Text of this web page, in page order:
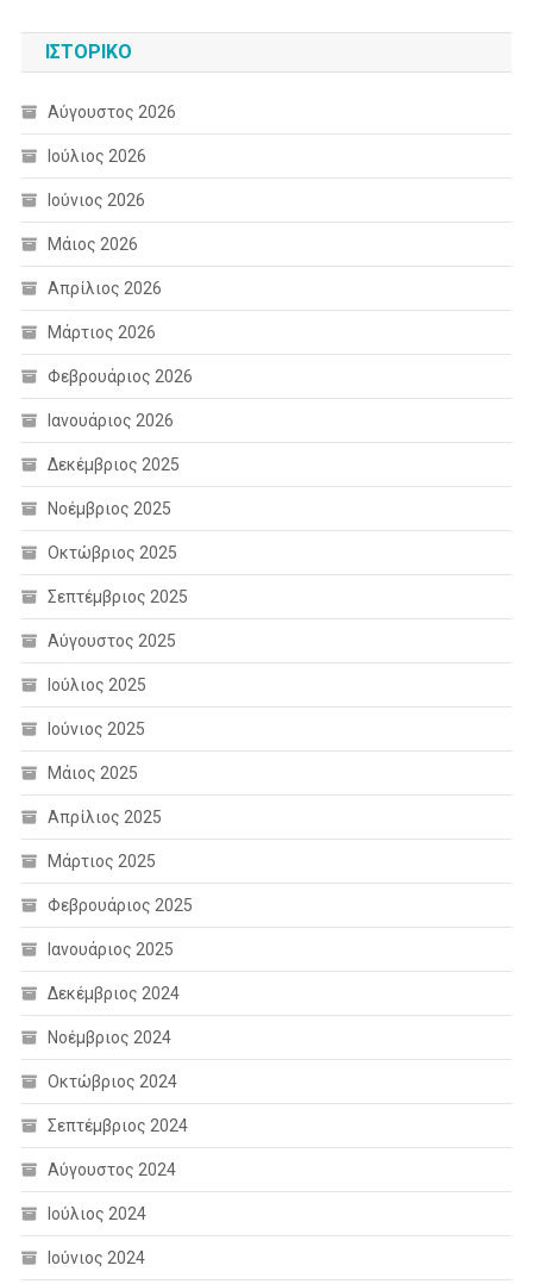
ΙΣΤΟΡΙΚΌ
Αύγουστος 2026
Ιούλιος 2026
Ιούνιος 2026
Μάιος 2026
Απρίλιος 2026
Μάρτιος 2026
Φεβρουάριος 2026
Ιανουάριος 2026
Δεκέμβριος 2025
Νοέμβριος 2025
Οκτώβριος 2025
Σεπτέμβριος 2025
Αύγουστος 2025
Ιούλιος 2025
Ιούνιος 2025
Μάιος 2025
Απρίλιος 2025
Μάρτιος 2025
Φεβρουάριος 2025
Ιανουάριος 2025
Δεκέμβριος 2024
Νοέμβριος 2024
Οκτώβριος 2024
Σεπτέμβριος 2024
Αύγουστος 2024
Ιούλιος 2024
Ιούνιος 2024